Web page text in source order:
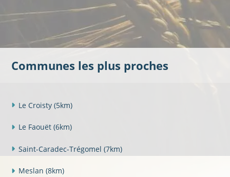
Communes les plus proches
Le Croisty (5km)
Le Faouët (6km)
Saint-Caradec-Trégomel (7km)
Meslan (8km)